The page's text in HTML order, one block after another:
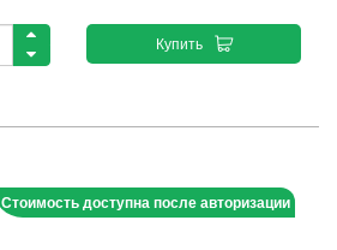
Купить
Стоимость доступна после авторизации